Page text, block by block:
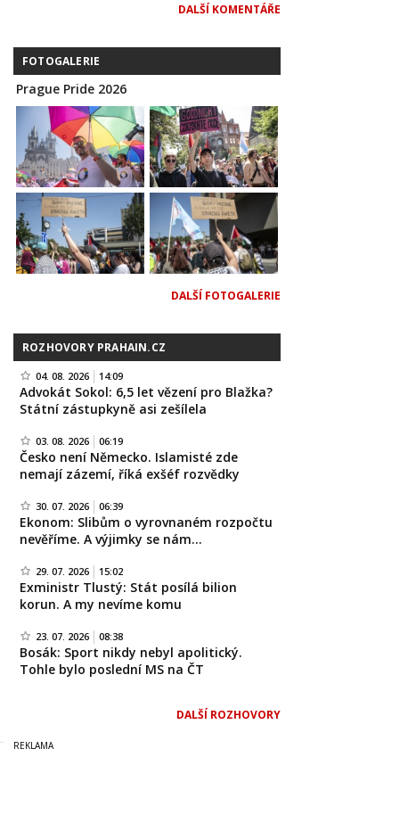
DALŠÍ KOMENTÁŘE
FOTOGALERIE
Prague Pride 2026
DALŠÍ FOTOGALERIE
ROZHOVORY PRAHAIN.CZ
04. 08. 2026 14:09
Advokát Sokol: 6,5 let vězení pro Blažka?
Státní zástupkyně asi zešílela
03. 08. 2026 06:19
Česko není Německo. Islamisté zde
nemají zázemí, říká exšéf rozvědky
30. 07. 2026 06:39
Ekonom: Slibům o vyrovnaném rozpočtu
nevěříme. A výjimky se nám…
29. 07. 2026 15:02
Exministr Tlustý: Stát posílá bilion
korun. A my nevíme komu
23. 07. 2026 08:38
Bosák: Sport nikdy nebyl apolitický.
Tohle bylo poslední MS na ČT
DALŠÍ ROZHOVORY